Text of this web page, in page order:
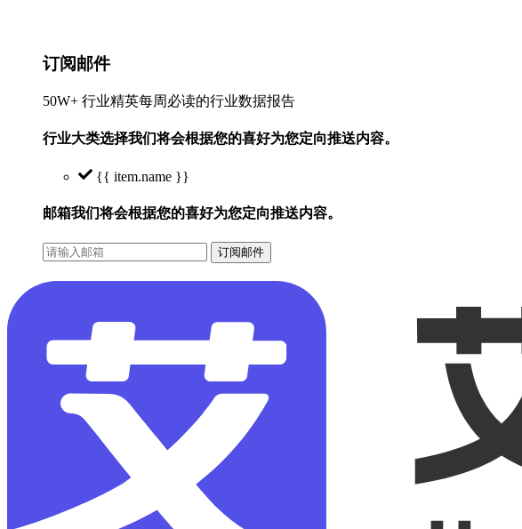
订阅邮件
50W+ 行业精英每周必读的行业数据报告
行业大类选择我们将会根据您的喜好为您定向推送内容。
{{ item.name }}
邮箱我们将会根据您的喜好为您定向推送内容。
订阅邮件